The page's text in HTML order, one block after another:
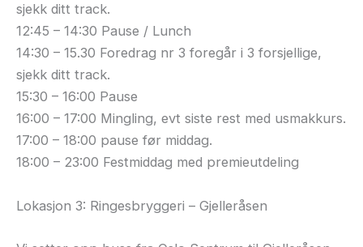
sjekk ditt track.
12:45 – 14:30 Pause / Lunch
14:30 – 15.30 Foredrag nr 3 foregår i 3 forsjellige,
sjekk ditt track.
15:30 – 16:00 Pause
16:00 – 17:00 Mingling, evt siste rest med usmakkurs.
17:00 – 18:00 pause før middag.
18:00 – 23:00 Festmiddag med premieutdeling
Lokasjon 3: Ringesbryggeri – Gjelleråsen